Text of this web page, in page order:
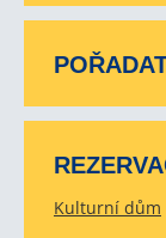
Kulturní dům